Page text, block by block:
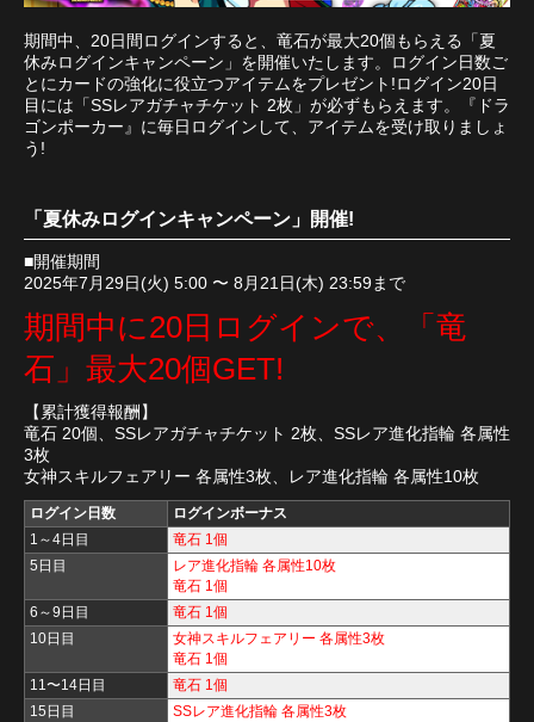
期間中、20日間ログインすると、竜石が最大20個もらえる「夏
休みログインキャンペーン」を開催いたします。ログイン日数ご
とにカードの強化に役立つアイテムをプレゼント!ログイン20日
目には「SSレアガチャチケット 2枚」が必ずもらえます。『ドラ
ゴンポーカー』に毎日ログインして、アイテムを受け取りましょ
う!
「夏休みログインキャンペーン」開催!
■開催期間
2025年7月29日(火) 5:00 〜 8月21日(木) 23:59まで
期間中に20日ログインで、「竜
石」最大20個GET!
【累計獲得報酬】
竜石 20個、SSレアガチャチケット 2枚、SSレア進化指輪 各属性
3枚
女神スキルフェアリー 各属性3枚、レア進化指輪 各属性10枚
ログイン日数
ログインボーナス
1～4日目
竜石 1個
5日目
レア進化指輪 各属性10枚
竜石 1個
6～9日目
竜石 1個
10日目
女神スキルフェアリー 各属性3枚
竜石 1個
11〜14日目
竜石 1個
15日目
SSレア進化指輪 各属性3枚